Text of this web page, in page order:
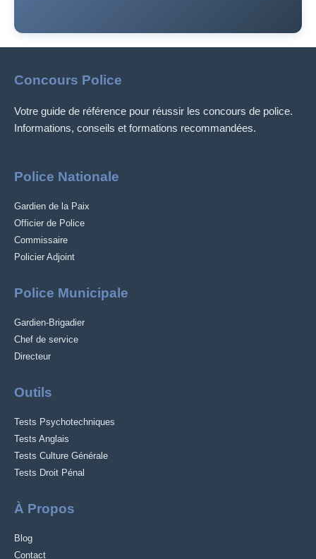
Concours Police
Votre guide de référence pour réussir les concours de police.
Informations, conseils et formations recommandées.
Police Nationale
Gardien de la Paix
Officier de Police
Commissaire
Policier Adjoint
Police Municipale
Gardien-Brigadier
Chef de service
Directeur
Outils
Tests Psychotechniques
Tests Anglais
Tests Culture Générale
Tests Droit Pénal
À Propos
Blog
Contact